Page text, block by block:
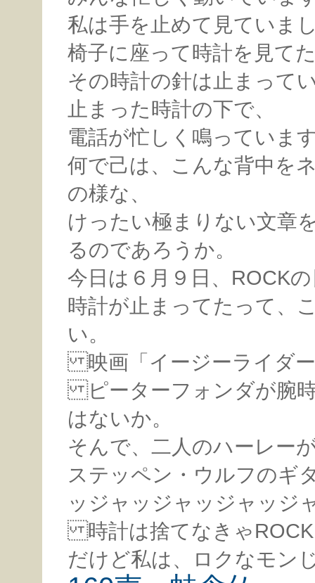
私は手を止めて見ていま
椅子に座って時計を見て
その時計の針は止まって
止まった時計の下で、
電話が忙しく鳴っていま
何で己は、こんな背中を
の様な、
けったい極まりない文章
るのであろうか。
今日は６月９日、ROCK
時計が止まってたって、
い。
映画「イージーライダー
ピーターフォンダが腕
はないか。
そんで、二人のハーレー
ステッペン・ウルフのギ
ッジャッジャッジャッジ
時計は捨てなきゃROCK
だけど私は、ロクなモン